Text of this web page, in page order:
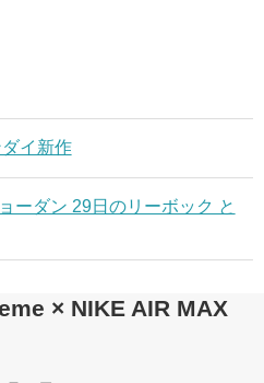
イ新作
ーダン 29日のリーボック と
× NIKE AIR MAX